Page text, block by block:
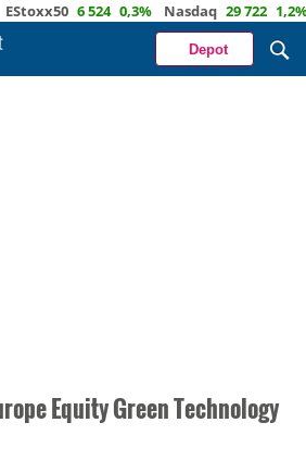
6 524 0,3% Nasdaq 29 722 1,2%
Depot
Equity Green Technology